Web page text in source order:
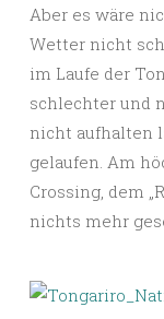
Aber es wäre
Wetter nicht
im Laufe der
schlechter und
nicht aufhalten
gelaufen. Am
Crossing, dem
nichts mehr